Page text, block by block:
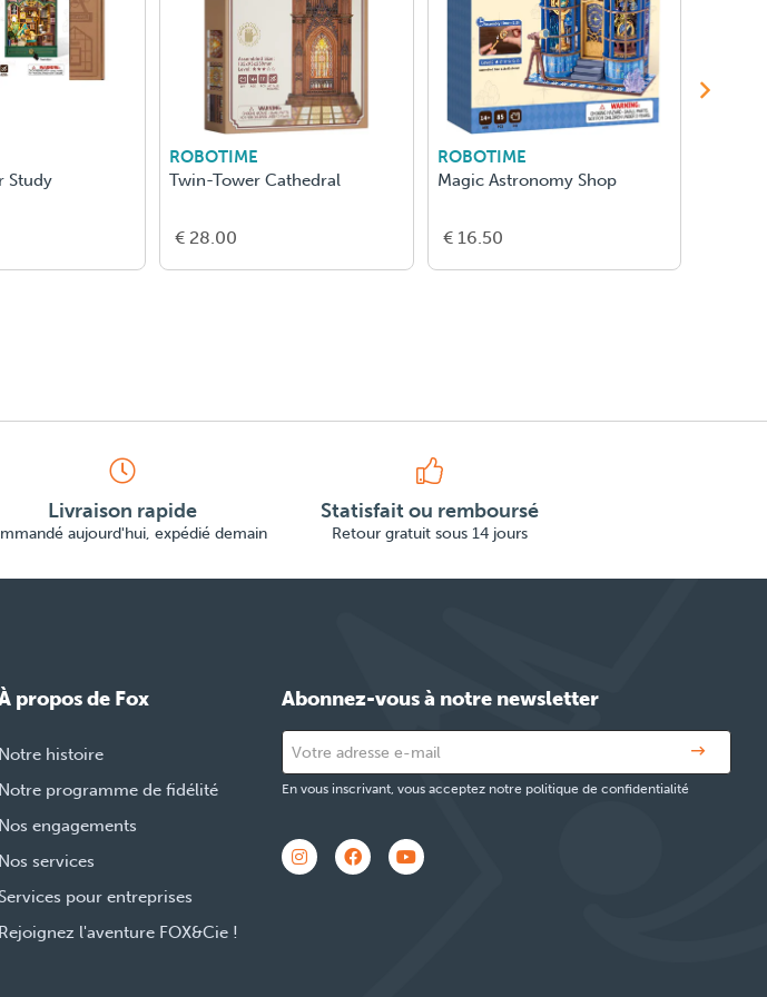
Study
ROBOTIME
Twin-Tower Cathedral
€ 28.00
ROBOTIME
Magic Astronomy Shop
€ 16.50
Livraison rapide
aujourd'hui, expédié demain
Statisfait ou remboursé
Retour gratuit sous 14 jours
propos de Fox
Notre histoire
Notre programme de fidélité
Nos engagements
Nos services
Services pour entreprises
Rejoignez l'aventure FOX&Cie !
Abonnez-vous à notre newsletter
En vous inscrivant, vous acceptez notre politique de confidentialité